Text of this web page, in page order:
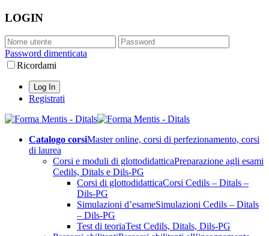
LOGIN
Password dimenticata
Ricordami
Registrati
Catalogo corsiMaster online, corsi di perfezionamento, corsi
di laurea
Corsi e moduli di glottodidatticaPreparazione agli esami
Cedils, Ditals e Dils-PG
Corsi di glottodidatticaCorsi Cedils – Ditals –
Dils-PG
Simulazioni d’esameSimulazioni Cedils – Ditals
– Dils-PG
Test di teoriaTest Cedils, Ditals, Dils-PG